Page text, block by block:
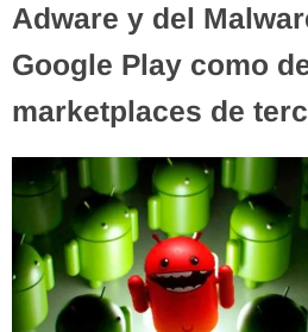
Adware y del
Google Play como
marketplaces de